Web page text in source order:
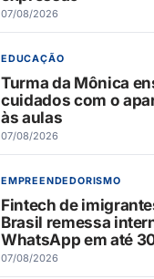
07/08/2026
EDUCAÇÃO
Turma da Mônica
cuidados com o
às aulas
07/08/2026
EMPREENDEDORISMO
Fintech de
Brasil remessa
WhatsApp em até
07/08/2026